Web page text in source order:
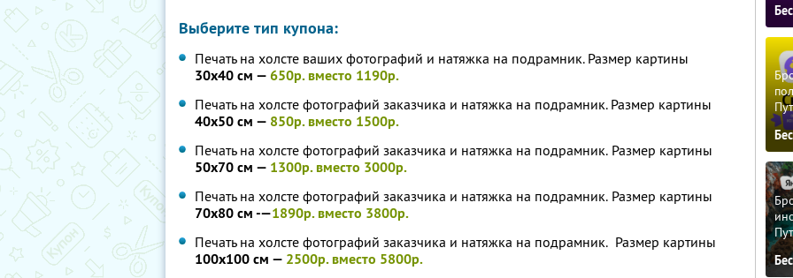
Выберите тип купона:
Печать на холсте ваших фотографий и натяжка на подрамник. Размер картины
30х40 см —650р. вместо 1190р.
Печать на холсте фотографий заказчика и натяжка на подрамник. Размер картины
40х50 см — 850р. вместо 1500р.
Печать на холсте фотографий заказчика и натяжка на подрамник. Размер картины
50х70 см — 1300р. вместо 3000р.
Печать на холсте фотографий заказчика и натяжка на подрамник. Размер картины
70х80 см -—1890р. вместо 3800р.
Печать на холсте фотографий заказчика и натяжка на подрамник. Размер картины
100х100 см — 2500р. вместо 5800р.